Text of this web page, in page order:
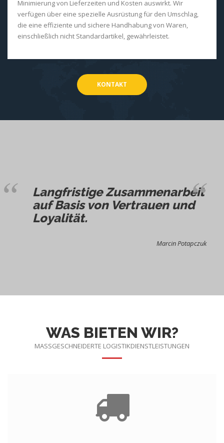
Minimierung von Lieferzeiten und Kosten auswirkt. Wir
verfügen über eine spezielle Ausrüstung für den Umschlag,
die eine effiziente und sichere Handhabung von Waren,
einschließlich nicht Standardartikel, gewährleistet.
KONTAKT
Langfristige Zusammenarbeit
auf Basis von Vertrauen und
Loyalität.
Marcin Potapczuk
WAS BIETEN WIR?
MASSGESCHNEIDERTE LOGISTIKDIENSTLEISTUNGEN